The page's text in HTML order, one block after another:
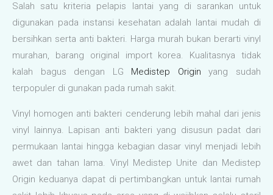
Salah satu kriteria pelapis lantai yang di sarankan untuk
digunakan pada instansi kesehatan adalah lantai mudah di
bersihkan serta anti bakteri. Harga murah bukan berarti vinyl
murahan, barang original import korea. Kualitasnya tidak
kalah bagus dengan LG Medistep Origin yang sudah
terpopuler di gunakan pada rumah sakit.
Vinyl homogen anti bakteri cenderung lebih mahal dari jenis
vinyl lainnya. Lapisan anti bakteri yang disusun padat dari
permukaan lantai hingga kebagian dasar vinyl menjadi lebih
awet dan tahan lama. Vinyl Medistep Unite dan Medistep
Origin keduanya dapat di pertimbangkan untuk lantai rumah